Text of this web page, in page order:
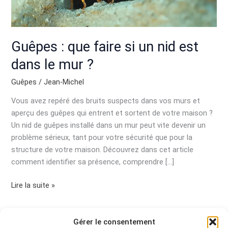
Gérer le consentement
Guêpes : que faire si un nid est
dans le mur ?
Guêpes /Jean-Michel
Vous avez repéré des bruits suspects dans vos murs et
aperçu des guêpes qui entrent et sortent de votre maison ?
Un nid de guêpes installé dans un mur peut vite devenir un
problème sérieux, tant pour votre sécurité que pour la
structure de votre maison. Découvrez dans cet article
comment identifier sa présence, comprendre […]
est
dans
le
mur
?
Lire la suite »